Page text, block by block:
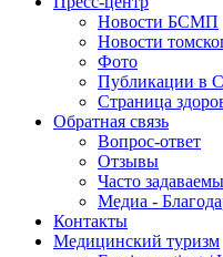
Новости БСМП
Новости
Фото
Публикации в
Страница
Обратная связь
Вопрос-ответ
Отзывы
Часто
Медиа -
Контакты
Медицинский туризм